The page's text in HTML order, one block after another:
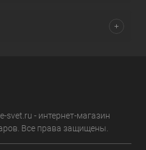
svet.ru - интернет-магазин
Все права защищены.